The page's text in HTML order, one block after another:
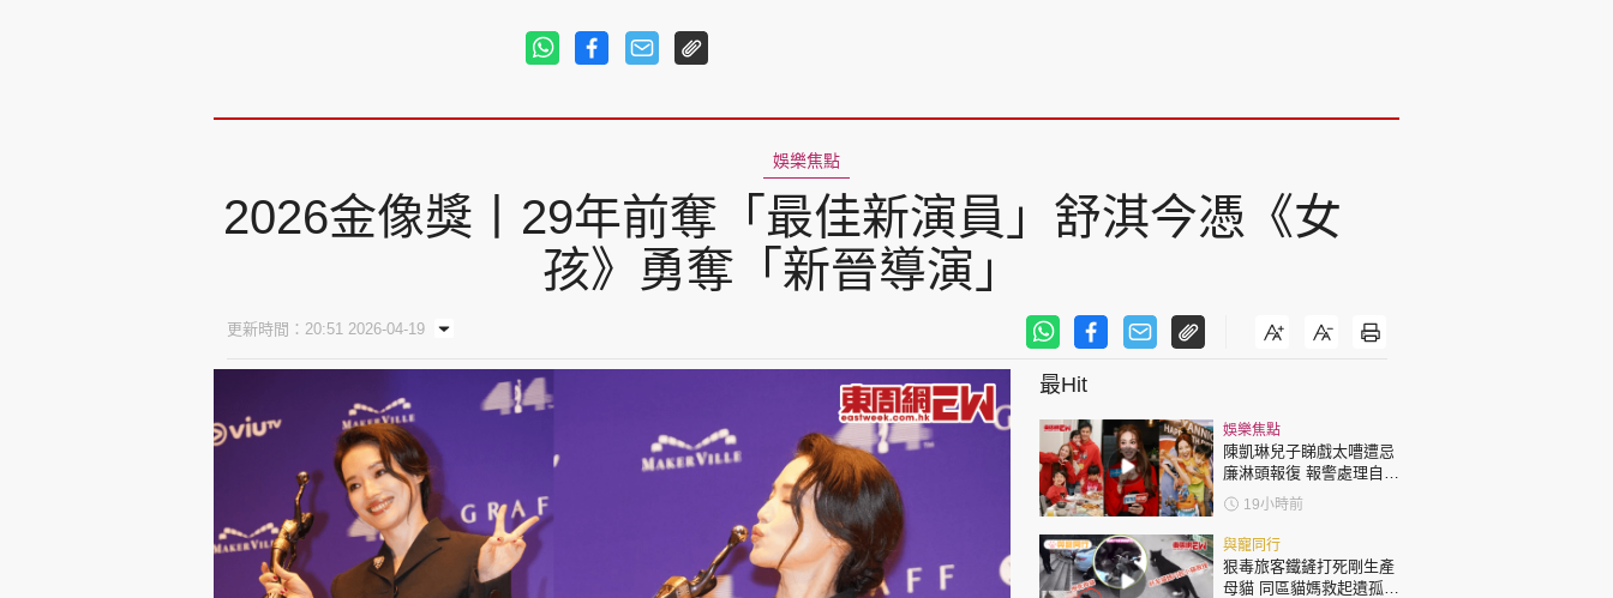
娛樂焦點
2026金像獎丨29年前奪「最佳新演員」舒淇今憑《女
孩》勇奪「新晉導演」
更新時間：20:51 2026-04-19
最Hit
娛樂焦點
陳凱琳兒子睇戲太嘈遭忌
廉淋頭報復 報警處理自責
護子不力 歐錦棠陳倩揚齊
表態「媽媽有責任」
19小時前
與寵同行
狠毒旅客鐵鏟打死剛生產
母貓 同區貓媽救起遺孤貓